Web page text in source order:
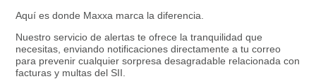
Aquí es donde Maxxa marca la diferencia.
Nuestro servicio de alertas te ofrece la tranquilidad que
necesitas, enviando notificaciones directamente a tu correo
para prevenir cualquier sorpresa desagradable relacionada con
facturas y multas del SII.